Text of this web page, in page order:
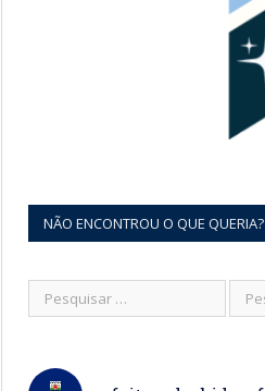
NÃO ENCONTROU O QUE QUERIA?